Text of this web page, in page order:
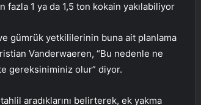
fazla 1 ya da 1,5 ton kokain yakılabiliyor
gümrük yetkililerinin buna ait planlama
Vanderwaeren, “Bu nedenle ne
gereksiniminiz olur” diyor.
aradıklarını belirterek, ek yakma